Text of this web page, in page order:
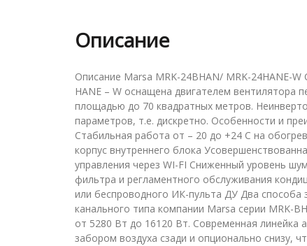
Описание
Описание Marsa MRK-24BHAN/ MRK-24HANE-
HANE – W оснащена двигателем вентилятора
площадью до 70 квадратных метров.
параметров, т.е. дискретно. Особенности и
Стабильная работа от – 20 до +24 C на
корпус внутреннего блока
управления через WI-FI Сниженный уровень
фильтра и регламентного обслуживания
или беспроводного ИК-пульта ДУ Два способа
канального типа компании Marsa серии MRK-
от 5280 Вт до 16120 Вт. Современная
забором воздуха сзади и опционально снизу,